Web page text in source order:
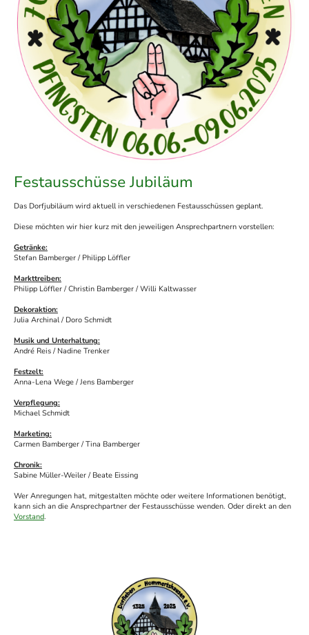
Festausschüsse Jubiläum
Das Dorfjubiläum wird aktuell in verschiedenen Festausschüssen geplant.
Diese möchten wir hier kurz mit den jeweiligen Ansprechpartnern vorstellen:
Getränke:
Stefan Bamberger / Philipp Löffler
Markttreiben:
Philipp Löffler / Christin Bamberger / Willi Kaltwasser
Dekoraktion:
Julia Archinal / Doro Schmidt
Musik und Unterhaltung:
André Reis / Nadine Trenker
Festzelt:
Anna-Lena Wege / Jens Bamberger
Verpflegung:
Michael Schmidt
Marketing:
Carmen Bamberger / Tina Bamberger
Chronik:
Sabine Müller-Weiler / Beate Eissing
Wer Anregungen hat, mitgestalten möchte oder weitere Informationen benötigt,
kann sich an die Ansprechpartner der Festausschüsse wenden. Oder direkt an den
Vorstand.